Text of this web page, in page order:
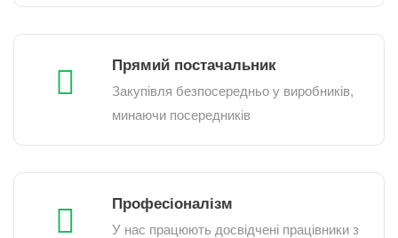
Прямий постачальник
Закупівля безпосередньо у виробників,
минаючи посередників
Професіоналізм
У нас працюють досвідчені працівники з